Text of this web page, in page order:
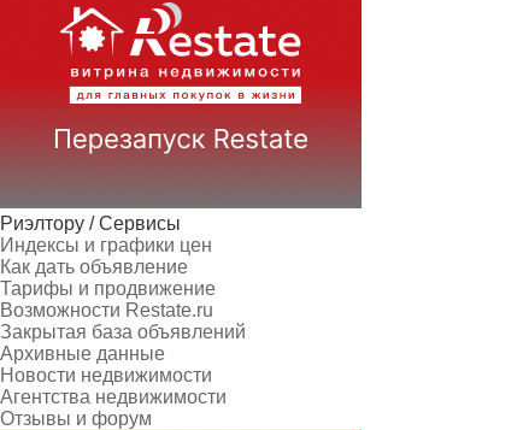
Риэлтору / Сервисы
Индексы и графики цен
Как дать объявление
Тарифы и продвижение
Возможности Restate.ru
Закрытая база объявлений
Архивные данные
Новости недвижимости
Агентства недвижимости
Отзывы и форум